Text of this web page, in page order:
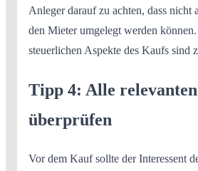
Anleger darauf zu achten, dass nicht
den Mieter umgelegt werden
steuerlichen Aspekte des Kaufs sind
Tipp 4: Alle
überprüfen
Vor dem Kauf sollte der Interessent